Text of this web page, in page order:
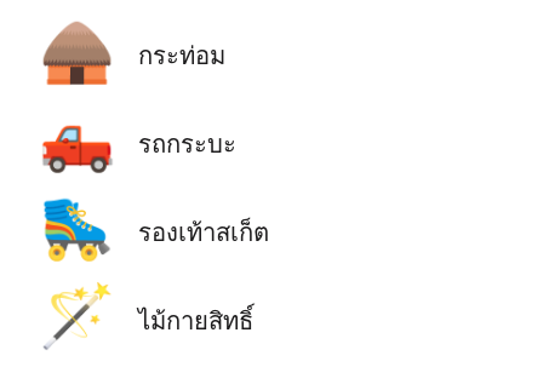
🛖 กระท่อม
🛻 รถกระบะ
🛼 รองเท้าสเก็ต
🪄 ไม้กายสิทธิ์